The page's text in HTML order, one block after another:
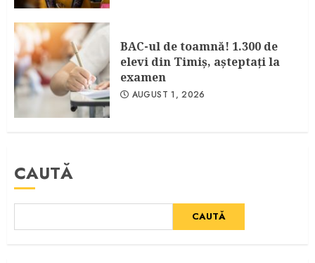
BAC-ul de toamnă! 1.300 de
elevi din Timiş, aşteptaţi la
examen
AUGUST 1, 2026
CAUTĂ
CAUTĂ